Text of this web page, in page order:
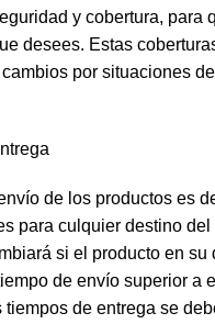
y cobertura, para
desees. Estas
por situaciones
de los productos es
para culquier destino
si el producto en su
de envío superior a
de entrega se